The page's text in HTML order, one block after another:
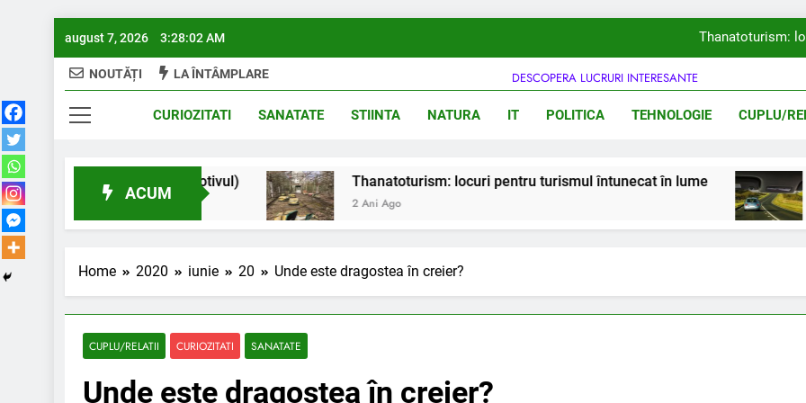
content
august 7, 2026 3:28:03 AM Thanatoturism:
Există oceane
Thanatoturism:
DESCOPERA LUCRURI INTERESANTE
NOUTĂȚI LA ÎNTÂMPLARE
CURIOZITATI SANATATE STIINTA NATURA IT POLITICA TEHNOLOGIE CUPLU/
ACUM
de lung? (aflați motivul) Thanatoturism: locuri pentru turismul întunecat în lume
2 Ani Ago
În care
2 Ani Ago
Home 2020 iunie 20 Unde este dragostea în creier?
CUPLU/RELATII CURIOZITATI SANATATE
Unde este dragostea în creier?